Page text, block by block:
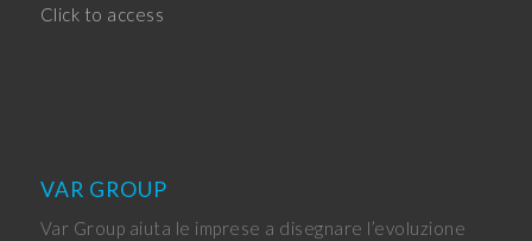
Click to access
VAR GROUP
Var Group aiuta le imprese a disegnare l’evoluzione